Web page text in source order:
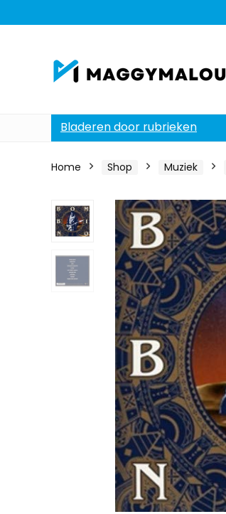
Bladeren door rubrieken
Home Shop Muziek